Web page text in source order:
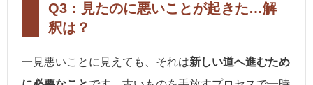
Q3：見たのに悪いことが起きた…解
釈は？
一見悪いことに見えても、それは新しい道へ進むため